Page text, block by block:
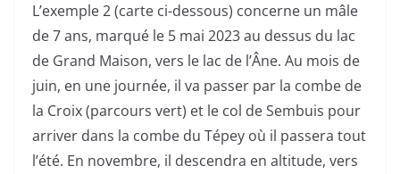
L’exemple 2 (carte ci-dessous) concerne un mâle
de 7 ans, marqué le 5 mai 2023 au dessus du lac
de Grand Maison, vers le lac de l’Âne. Au mois de
juin, en une journée, il va passer par la combe de
la Croix (parcours vert) et le col de Sembuis pour
arriver dans la combe du Tépey où il passera tout
l’été. En novembre, il descendra en altitude, vers